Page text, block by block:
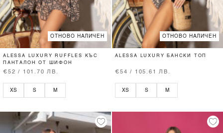
ОТНОВО НАЛИЧЕН
ALESSA LUXURY RUFFLES КЪС
ПАНТАЛОН ОТ ШИФОН
€52 / 101.70 ЛВ.
XS S M
ОТНОВО НАЛИЧЕН
ALESSA LUXURY БАНСКИ ТОП
€54 / 105.61 ЛВ.
XS S M